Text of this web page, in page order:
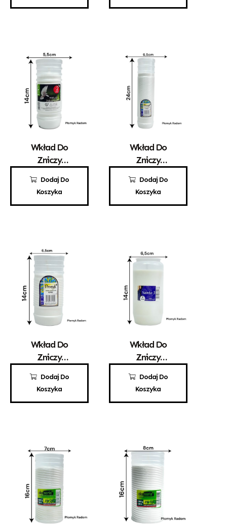
Dodaj Do
Koszyka
Wkład Do
Zniczy
Aura A2
2,70 zł
Dodaj Do
Koszyka
Wkład Do
Zniczy
Promyk 6
6,20 zł
Dodaj Do
Koszyka
Wkład Do
Zniczy
Promyk 4
3,60 zł
Dodaj Do
Koszyka
Wkład Do
Zniczy
Santo 3
5,10 zł